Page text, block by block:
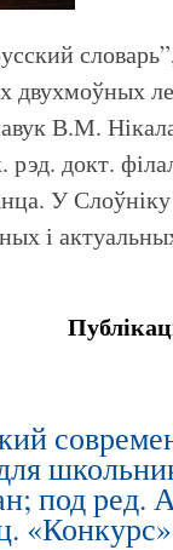
двухмоўных
В.М.
рэд. докт.
У
і
под ред.